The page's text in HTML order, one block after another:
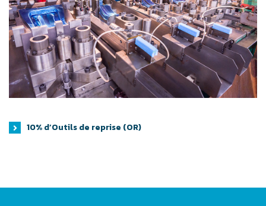
10% d’Outils de reprise (OR)